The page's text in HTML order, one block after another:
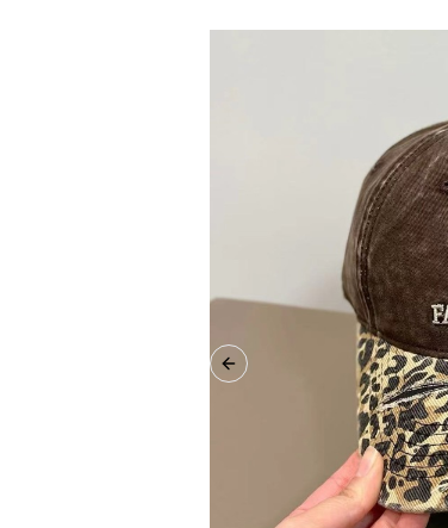
Previous slide